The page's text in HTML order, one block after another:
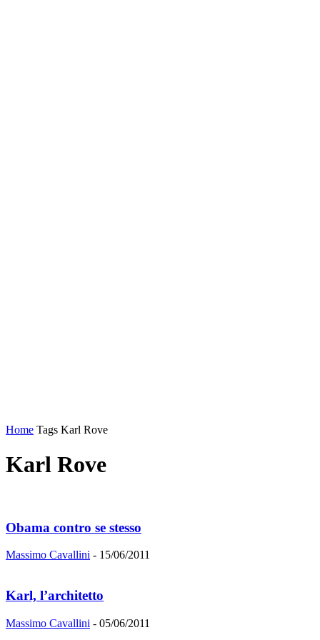
Home Tags Karl Rove
Karl Rove
Obama contro se stesso
Massimo Cavallini - 15/06/2011
Karl, l’architetto
Massimo Cavallini - 05/06/2011